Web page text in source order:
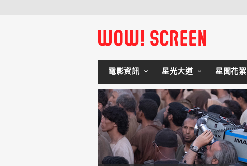
電影資訊 星光大道 星聞花絮